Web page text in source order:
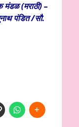
मंडळ (मराठी) –
पंडित /सौ.